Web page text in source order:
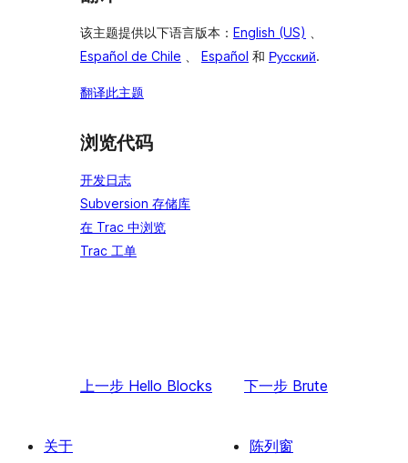
该主题提供以下语言版本： English (US)
Español de Chile
Español 和 Русский.
翻译此主题
浏览代码
开发日志
Subversion 存储库
在 Trac 中浏览
Trac 工单
上一步 Hello Blocks 下一步 Brute
关于
陈列窗